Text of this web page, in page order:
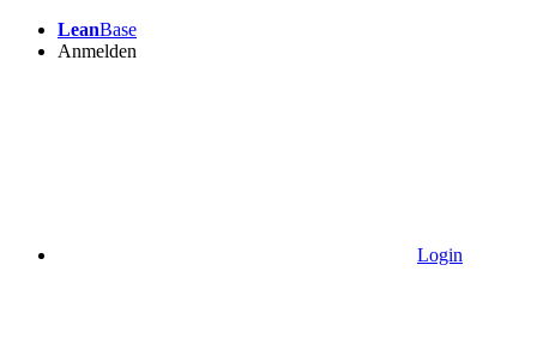
LeanBase
Anmelden
Login